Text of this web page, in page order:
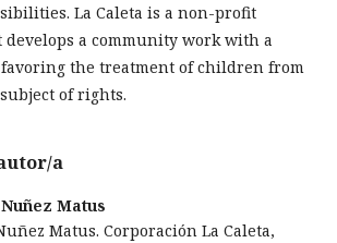
La Caleta is a non-profit
a community work with a
the treatment of children from
of rights.
a
Matus
Matus. Corporación La Caleta,